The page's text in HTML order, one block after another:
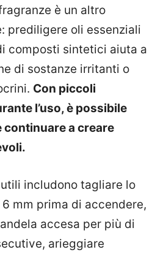
è un altro
prediligere oli essenziali
composti sintetici aiuta a
di sostanze irritanti o
Con piccoli
l’uso, è possibile
continuare a creare
includono tagliare lo
mm prima di accendere,
accesa per più di
arieggiare